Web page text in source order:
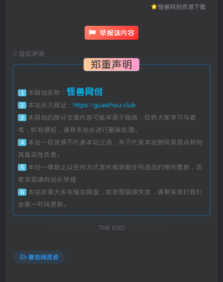
怪兽网创资源下载
举报该内容
© 版权声明
郑重声明
1 本网站名称： 怪兽网创
2 本站永久网址： https://guaishou.club
3
本网站的部分文章内容可能来源于网络，仅供大家学习与参
考，如有侵权，请联系站长进行删除处理。
4
本站一切资源不代表本站立场，并不代表本站赞同其观点和对
其真实性负责。
5
本站一律禁止以任何方式发布或转载任何违法的相关信息，访
客发现请向站长举报
6
本站资源大多存储在网盘，如发现链接失效，请联系我们我们
会第一时间更新。
THE END
冒泡网资源